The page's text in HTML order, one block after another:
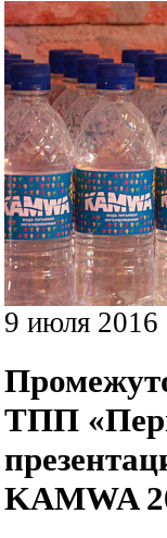
9 июля 2016
ТПП
KAMWA